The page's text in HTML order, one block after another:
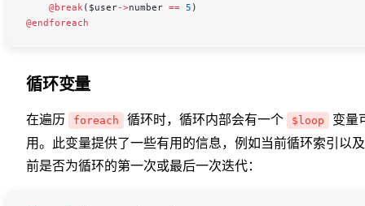
    @break
( $user->number == 5 )
@endforeach
循环变量
在遍历 foreach 循环时，循环内部会有一个 $loop
变量
用。此变量提供了一些有用的信息，例如当前循环索引以
前是否为循环的第一次或最后一次迭代：